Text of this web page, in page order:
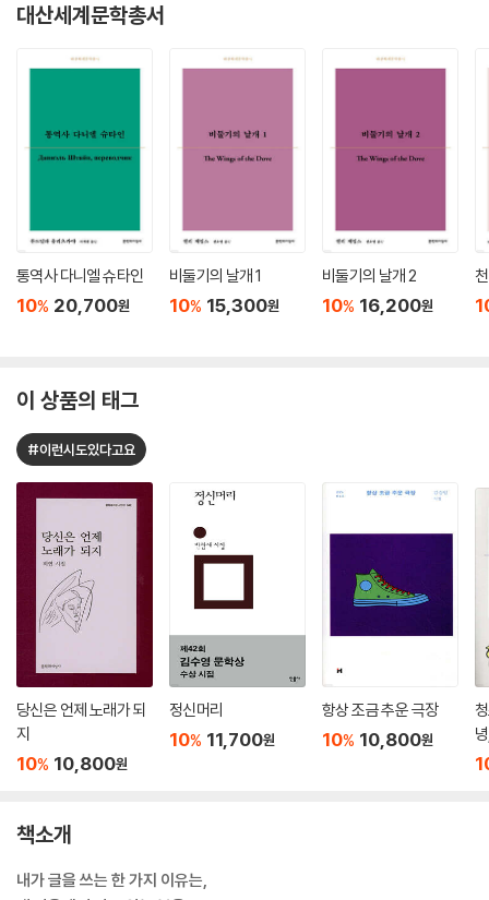
대산세계문학총서
통역사 다니엘 슈타인
10% 20,700원
비둘기의 날개 1
10% 15,300원
비둘기의 날개 2
10% 16,200원
이 상품의 태그
#이런시도있다고요
당신은 언제 노래가 되
지
10% 10,800원
정신머리
10% 11,700원
항상 조금 추운 극장
10% 10,800원
책소개
내가 글을 쓰는 한 가지 이유는,